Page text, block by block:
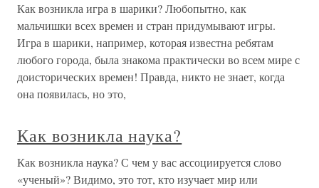
Как возникла игра в шарики? Любопытно, как
мальчишки всех времен и стран придумывают игры.
Игра в шарики, например, которая известна ребятам
любого города, была знакома практически во всем мире с
доисторических времен! Правда, никто не знает, когда
она появилась, но это,
Как возникла наука?
Как возникла наука? С чем у вас ассоциируется слово
«ученый»? Видимо, это тот, кто изучает мир или